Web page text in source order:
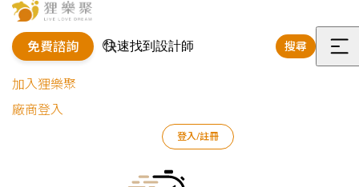
免費諮詢 搜尋
選
加入狸樂聚
廠商登入
登入/註冊
案例文章
Current:
曼居｜現代簡約設計宅